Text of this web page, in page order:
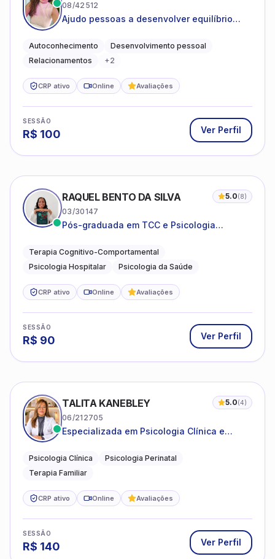
08/42512
Ajudo pessoas a desenvolver equilíbrio
Autoconhecimento
Desenvolvimento pessoal
Relacionamentos
+2
CRP ativo Online Avaliações
SESSÃO
R$ 100 Ver Perfil
RAQUEL BENTO DA SILVA 5.0(8)
03/30147
Pós-graduada em TCC e Psicologia
Terapia Cognitivo-Comportamental
Psicologia Hospitalar
Psicologia da Saúde
CRP ativo Online Avaliações
SESSÃO
R$ 90 Ver Perfil
TALITA KANEBLEY 5.0(4)
06/212705
Especializada em Psicologia Clínica e
famílias
Psicologia Clínica
Psicologia Perinatal
Terapia Familiar
CRP ativo Online Avaliações
SESSÃO
R$ 140 Ver Perfil